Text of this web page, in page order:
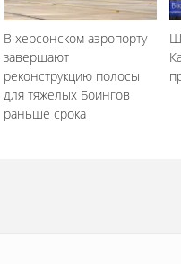
В херсонском аэропорту
завершают
реконструкцию полосы
для тяжелых Боингов
раньше срока